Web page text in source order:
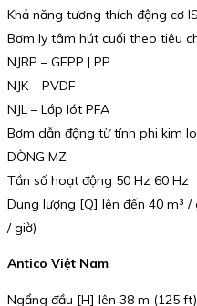
Khả năng tương thích động cơ
Bơm ly tâm hút cuối theo tiêu
NJRP – GFPP | PP
NJK – PVDF
NJL – Lớp lót PFA
Bơm dẫn động từ tính phi kim
DÒNG MZ
Tần số hoạt động 50 Hz 60 Hz
Dung lượng [Q] lên đến 40 m³
/ giờ)
Antico Việt Nam
Ngẩng đầu [H] lên 38 m (125